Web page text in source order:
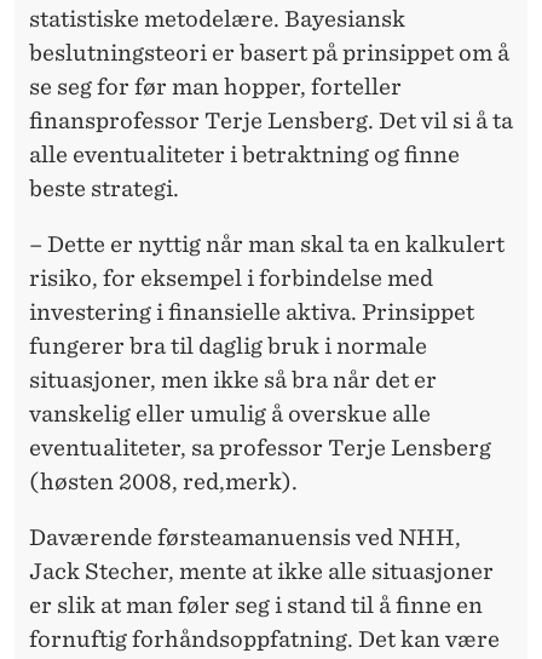
statistiske metodelære. Bayesiansk
beslutningsteori er basert på prinsippet om å
se seg for før man hopper, forteller
finansprofessor Terje Lensberg. Det vil si å ta
alle eventualiteter i betraktning og finne
beste strategi.
– Dette er nyttig når man skal ta en kalkulert
risiko, for eksempel i forbindelse med
investering i finansielle aktiva. Prinsippet
fungerer bra til daglig bruk i normale
situasjoner, men ikke så bra når det er
vanskelig eller umulig å overskue alle
eventualiteter, sa professor Terje Lensberg
(høsten 2008, red,merk).
Daværende førsteamanuensis ved NHH,
Jack Stecher, mente at ikke alle situasjoner
er slik at man føler seg i stand til å finne en
fornuftig forhåndsoppfatning. Det kan være